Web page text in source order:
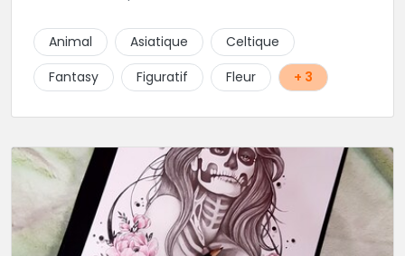
triés sur le volet pour vous offrir un large choix de
styles avec une qualité et une créativité
irréprochables.
Animal Asiatique
Celtique
Fantasy
Figuratif Fleur + 3